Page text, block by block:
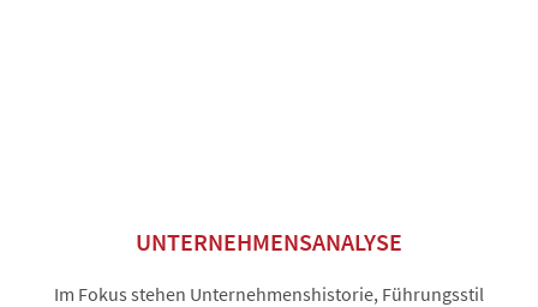
UNTERNEHMENSANALYSE
Im Fokus stehen Unternehmenshistorie, Führungsstil